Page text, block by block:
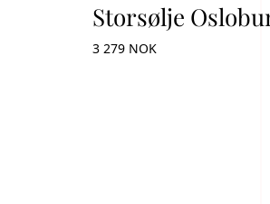
Storsølje
3 279 NOK